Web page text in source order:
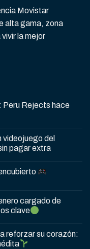
Movistar
alta gama, zona
la mejor
Peru Rejects hace
videojuego del
pagar extra
cargado de
clave
reforzar su corazón: